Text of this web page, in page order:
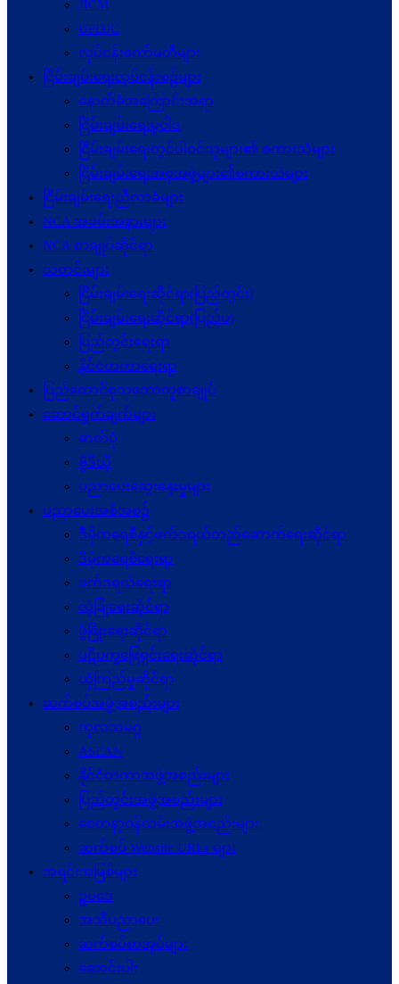
JICM
UPDJC
လုပ်ငန်းကော်မတီများ
ငြိမ်းချမ်းရေးလုပ်ငန်းစဉ်များ
နောက်ခံအကြောင်းအရာ
ငြိမ်းချမ်းရေးမူဝါဒ
ငြိမ်းချမ်းရေးတွင်ပါဝင်သူများ၏ စကားသံများ
ငြိမ်းချမ်းရေးအစုအဖွဲ့များ၏စကားသံများ
ငြိမ်းချမ်းရေးညီလာခံများ
NCA အခမ်းအနားများ
NCA စာချုပ်ဆိုင်ရာ
သတင်းများ
ငြိမ်းချမ်းရေးဆိုင်ရာ(ပြည်တွင်း)
ငြိမ်းချမ်းရေးဆိုင်ရာ(ပြည်ပ)
ပြည်တွင်းရေးရာ
နိုင်ငံတကာရေးရာ
ပြည်ထောင်စုသဘောတူစာချုပ်
ဆောင်ရွက်ချက်များ
ဓာတ်ပုံ
ဗွီဒီယို
ပညာပေးဆွေးနွေးမှုများ
ပညာပေးအစီအစဉ်
ဒီမိုကရေစီနှင့်ဖက်ဒရယ်တည်ဆောက်ရေးဆိုင်ရာ
ဒီမိုကရေစီရေးရာ
ဖက်ဒရယ်ရေးရာ
လုံခြုံရေးဆိုင်ရာ
ဖွံဖြိုးရေးဆိုင်ရာ
ပဋိပက္ခ‌ဖြေရှင်းရေးဆိုင်ရာ
ယုံကြည်မှုဆိုင်ရာ
ဆက်စပ်အဖွဲ့အစည်းများ
ကုလသမဂ္ဂ
ASEAN
နိုင်ငံတကာအဖွဲ့အစည်းများ
ပြည်တွင်းအဖွဲ့အစည်းများ
စေတနာ့ဝန်ထမ်းအဖွဲ့အစည်းများ
ဆက်စပ် Website URLs များ
အရင်းအမြစ်များ
ဥပဒေ
အသိပညာပေး
ဆက်စပ်စာအုပ်များ
ဆောင်းပါး